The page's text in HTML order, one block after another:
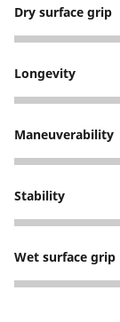
Dry surface grip
5
Longevity
1
Maneuverability
5
Stability
5
Wet surface grip
1